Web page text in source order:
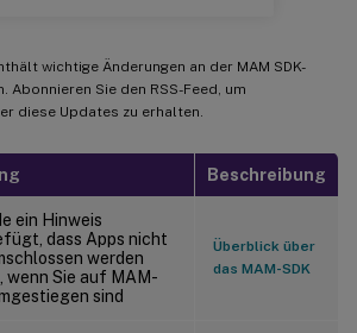
wichtige Änderungen an der MAM SDK-
Sie den RSS-Feed, um
diese Updates zu erhalten.
Beschreibung
ein Hinweis
dass Apps nicht
werden
wenn Sie auf MAM-
sind
Überblick über
das MAM-SDK